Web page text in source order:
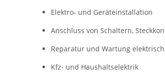
Elektro- und Geräteinstallation
Anschluss von Schaltern,
Reparatur und Wartung
Kfz- und Haushaltselektrik